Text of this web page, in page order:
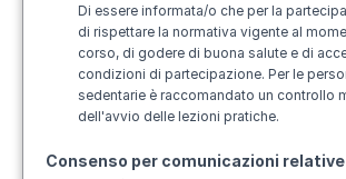
Di essere informata/o che per la
di rispettare la normativa vigente al
corso, di godere di buona salute e di
condizioni di partecipazione. Per le
sedentarie è raccomandato un controllo
dell'avvio delle lezioni pratiche.
Consenso per comunicazioni